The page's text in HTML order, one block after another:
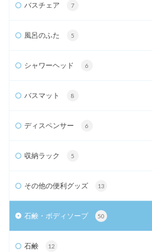
バスチェア 7
風呂のふた 5
シャワーヘッド 6
バスマット 8
ディスペンサー 6
収納ラック 5
その他の便利グッズ 13
石鹸・ボディソープ 50
石鹸 12